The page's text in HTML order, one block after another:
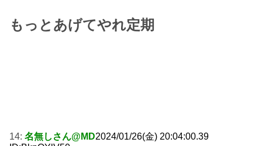
もっとあげてやれ定期
14: 名無しさん@MD2024/01/26(金) 20:04:00.39